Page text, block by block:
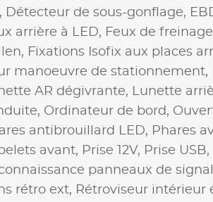
Détecteur de sous-gonflage,
arrière à LED, Feux de
Fixations Isofix aux places
manoeuvre de stationnement,
AR dégivrante, Lunette
Ordinateur de bord,
antibrouillard LED, Phares
avant, Prise 12V, Prise USB,
panneaux de
rétro ext, Rétroviseur intérieur